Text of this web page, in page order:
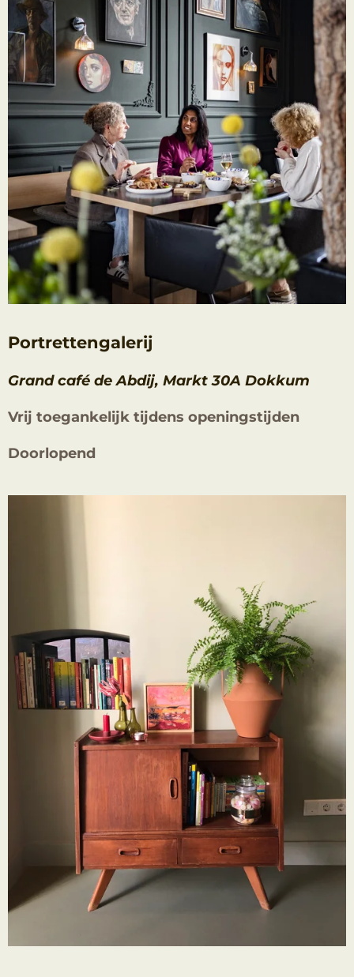
Portrettengalerij
Grand café de Abdij, Markt 30A Dokkum
Vrij toegankelijk tijdens openingstijden
Doorlopend